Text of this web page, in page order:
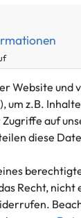
gestellte Fragen
und Versand
Website
um z.B.
auf
diese
Recht, nicht